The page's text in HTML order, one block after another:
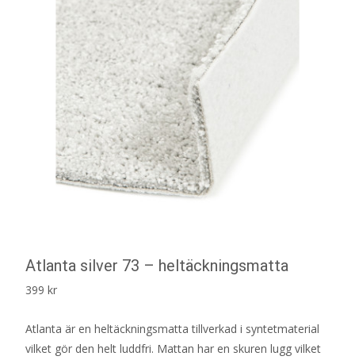
Atlanta silver 73 – heltäckningsmatta
399 kr
Atlanta är en heltäckningsmatta tillverkad i syntetmaterial
vilket gör den helt luddfri. Mattan har en skuren lugg vilket